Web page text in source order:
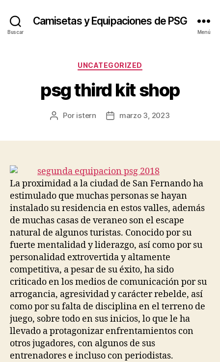
Buscar
Camisetas y Equipaciones de PSG
Menú
Categorías
UNCATEGORIZED
psg third kit shop
Autor
Por istern
Fechamarzo 3, 2023
La proximidad a la ciudad de San Fernando ha
estimulado que muchas personas se hayan
instalado su residencia en estos valles, además
de muchas casas de veraneo son el escape
natural de algunos turistas. Conocido por su
fuerte mentalidad y liderazgo, así como por su
personalidad extrovertida y altamente
competitiva, a pesar de su éxito, ha sido
criticado en los medios de comunicación por su
arrogancia, agresividad y carácter rebelde, así
como por su falta de disciplina en el terreno de
juego, sobre todo en sus inicios, lo que le ha
llevado a protagonizar enfrentamientos con
otros jugadores, con algunos de sus
entrenadores e incluso con periodistas.